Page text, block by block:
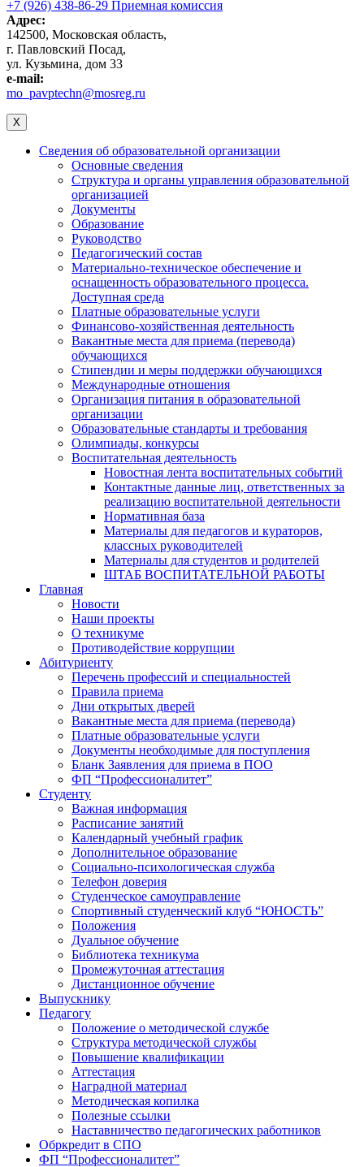
+7 (926) 438-86-29 Приемная комиссия
Адрес:
142500, Московская область,
г. Павловский Посад,
ул. Кузьмина, дом 33
e-mail:
mo_pavptechn@mosreg.ru
X
Сведения об образовательной организации
Основные сведения
Структура и органы управления образовательной
организацией
Документы
Образование
Руководство
Педагогический состав
Материально-техническое обеспечение и
оснащенность образовательного процесса.
Доступная среда
Платные образовательные услуги
Финансово-хозяйственная деятельность
Вакантные места для приема (перевода)
обучающихся
Стипендии и меры поддержки обучающихся
Международные отношения
Организация питания в образовательной
организации
Образовательные стандарты и требования
Олимпиады, конкурсы
Воспитательная деятельность
Новостная лента воспитательных событий
Контактные данные лиц, ответственных за
реализацию воспитательной деятельности
Нормативная база
Материалы для педагогов и кураторов,
классных руководителей
Материалы для студентов и родителей
ШТАБ ВОСПИТАТЕЛЬНОЙ РАБОТЫ
Главная
Новости
Наши проекты
О техникуме
Противодействие коррупции
Абитуриенту
Перечень профессий и специальностей
Правила приема
Дни открытых дверей
Вакантные места для приема (перевода)
Платные образовательные услуги
Документы необходимые для поступления
Бланк Заявления для приема в ПОО
ФП “Профессионалитет”
Студенту
Важная информация
Расписание занятий
Календарный учебный график
Дополнительное образование
Социально-психологическая служба
Телефон доверия
Студенческое самоуправление
Спортивный студенческий клуб “ЮНОСТЬ”
Положения
Дуальное обучение
Библиотека техникума
Промежуточная аттестация
Дистанционное обучение
Выпускнику
Педагогу
Положение о методической службе
Структура методической службы
Повышение квалификации
Аттестация
Наградной материал
Методическая копилка
Полезные ссылки
Наставничество педагогических работников
Обркредит в СПО
ФП “Профессионалитет”